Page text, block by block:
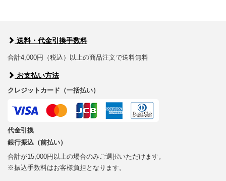
送料・代金引換手数料
合計4,000円（税込）以上の商品注文で送料無料
お支払い方法
クレジットカード（一括払い）
代金引換
銀行振込（前払い）
合計が15,000円以上の場合のみご選択いただけます。
※振込手数料はお客様負担となります。